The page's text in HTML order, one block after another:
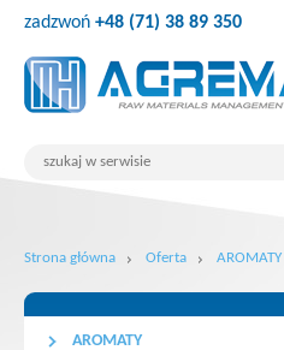
zadzwoń +48 (71) 38 89 350
Strona główna Oferta AROMATY
AROMATY